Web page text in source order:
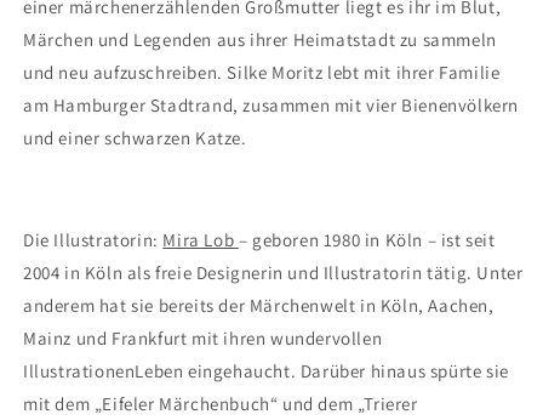
einer märchenerzählenden Großmutter liegt es ihr im Blut,
Märchen und Legenden aus ihrer Heimatstadt zu sammeln
und neu aufzuschreiben. Silke Moritz lebt mit ihrer Familie
am Hamburger Stadtrand, zusammen mit vier Bienenvölkern
und einer schwarzen Katze.
Die Illustratorin: Mira Lob – geboren 1980 in Köln – ist seit
2004 in Köln als freie Designerin und Illustratorin tätig. Unter
anderem hat sie bereits der Märchenwelt in Köln, Aachen,
Mainz und Frankfurt mit ihren wundervollen
IllustrationenLeben eingehaucht. Darüber hinaus spürte sie
mit dem „Eifeler Märchenbuch“ und dem „Trierer